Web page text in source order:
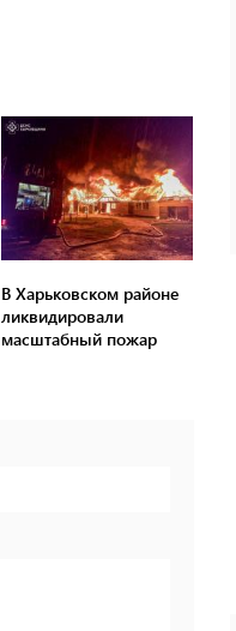
В Харьковском районе
ликвидировали
масштабный пожар